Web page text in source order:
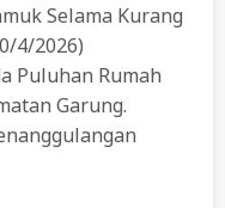
Selama Kurang
4/2026)
Puluhan Rumah
Garung.